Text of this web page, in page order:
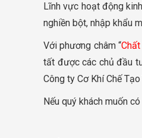
Lĩnh vực hoạt động
nghiền bột, nhập khẩu
Với phương châm “
tất được các chủ đầu
Công ty Cơ Khí Chế Tạo
Nếu quý khách muốn